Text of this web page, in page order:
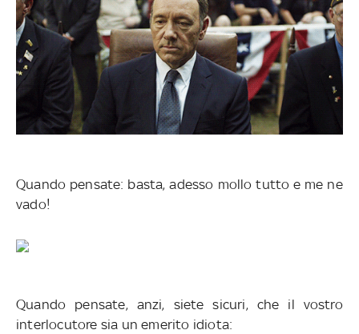
Quando pensate: basta, adesso mollo tutto e me ne
vado!
Quando pensate, anzi, siete sicuri, che il vostro
interlocutore sia un emerito idiota: